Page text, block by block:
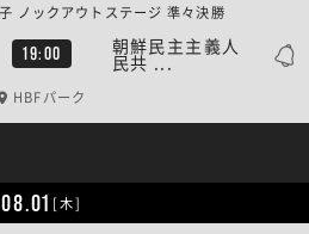
19:00 朝鮮民主主義人
民共 ...
ックアウトステージ 準々決勝
HBFパーク
08.01 [木]